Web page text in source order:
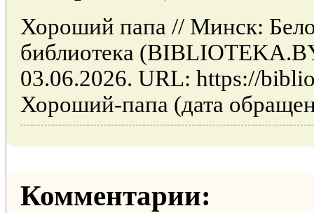
Хороший папа // Минск:
библиотека
03.06.2026. URL: https://
Хороший-папа (дата
Комментарии: